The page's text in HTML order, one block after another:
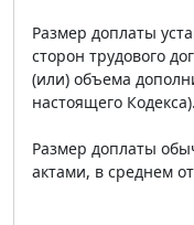
Размер доплаты
сторон трудового
(или) объема
настоящего Кодекса).
Размер доплаты
актами, в среднем